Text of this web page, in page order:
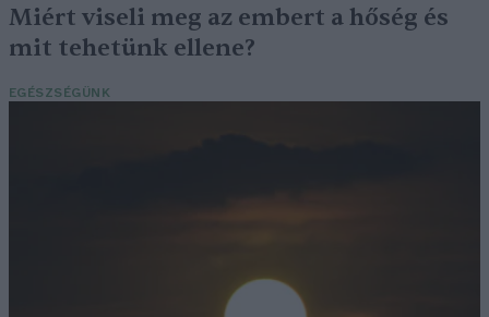
Miért viseli meg az embert a hőség és
mit tehetünk ellene?
EGÉSZSÉGÜNK